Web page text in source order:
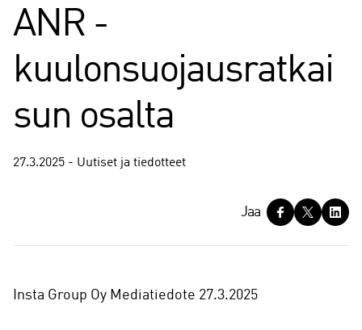
ANR -
kuulonsuojausratkai
sun osalta
27.3.2025 - Uutiset ja tiedotteet
a
Jaa
Insta Group Oy Mediatiedote 27.3.2025